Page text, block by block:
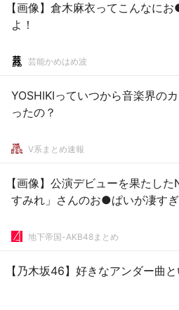
【画像】倉木麻衣ってこんなに
よ！
芸能かめはめ波
YOSHIKIっていつから音楽界の
ったの？
V系まとめ速報
【画像】公演デビューを果たし
すみれ」さんのお●ぱいが凄すぎ
地下帝国-AKB48まとめ
【乃木坂46】好きなアンダー曲